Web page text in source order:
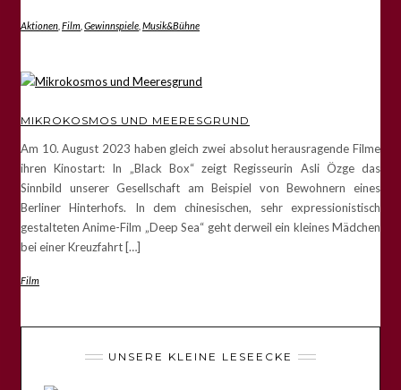
Aktionen Film Gewinnspiele Musik&Bühne
MIKROKOSMOS UND MEERESGRUND
Am 10. August 2023 haben gleich zwei absolut herausragende Filme
ihren Kinostart: In „Black Box“ zeigt Regisseurin Asli Özge das
Sinnbild unserer Gesellschaft am Beispiel von Bewohnern eines
Berliner Hinterhofs. In dem chinesischen, sehr expressionistisch
gestalteten Anime-Film „Deep Sea“ geht derweil ein kleines Mädchen
bei einer Kreuzfahrt […]
Film
UNSERE KLEINE LESEECKE